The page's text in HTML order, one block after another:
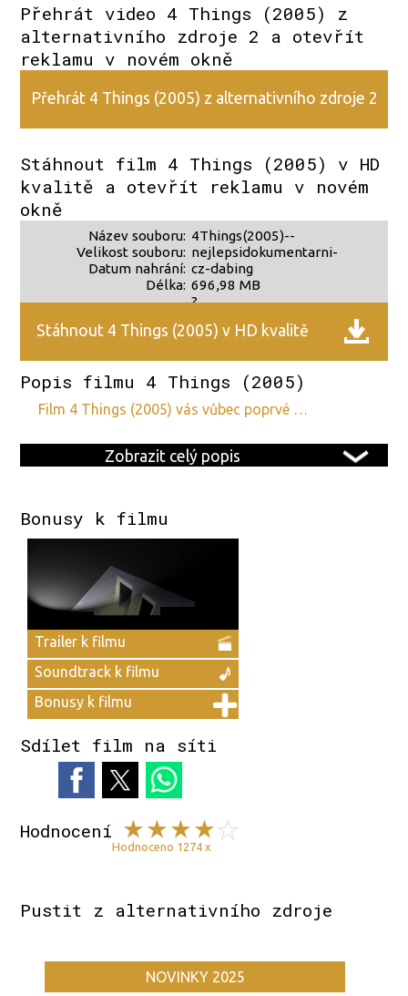
Přehrát video 4 Things (2005) z
alternativního zdroje 2 a otevřít
reklamu v novém okně
Přehrát 4 Things (2005) z alternativního zdroje 2
Stáhnout film 4 Things (2005) v HD
kvalitě a otevřít reklamu v novém
okně
Název souboru:
Velikost souboru:
Datum nahrání:
Délka:
4Things(2005)--
nejlepsidokumentarni-
cz-dabing
696,98 MB
?
Stáhnout 4 Things (2005) v HD kvalitě
Popis filmu 4 Things (2005)
film 4 Things (2005) vás vůbec poprvé …
Zobrazit celý popis
Bonusy k filmu
Trailer k filmu
Soundtrack k filmu
Bonusy k filmu
Sdílet film na síti
Hodnocení
Hodnoceno 1274 x
Pustit z alternativního zdroje
NOVINKY 2025